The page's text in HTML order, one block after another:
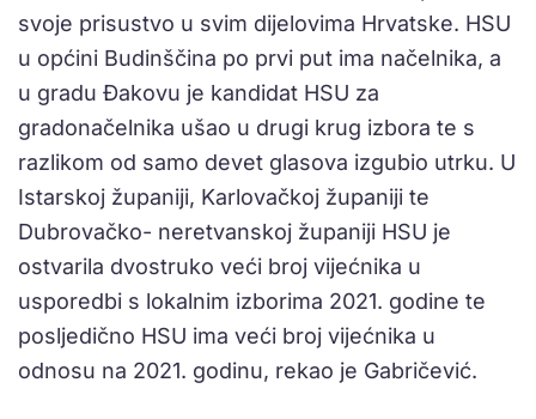
svoje prisustvo u svim dijelovima Hrvatske. HSU
u općini Budinščina po prvi put ima načelnika, a
u gradu Đakovu je kandidat HSU za
gradonačelnika ušao u drugi krug izbora te s
razlikom od samo devet glasova izgubio utrku. U
Istarskoj županiji, Karlovačkoj županiji te
Dubrovačko- neretvanskoj županiji HSU je
ostvarila dvostruko veći broj vijećnika u
usporedbi s lokalnim izborima 2021. godine te
posljedično HSU ima veći broj vijećnika u
odnosu na 2021. godinu, rekao je Gabričević.